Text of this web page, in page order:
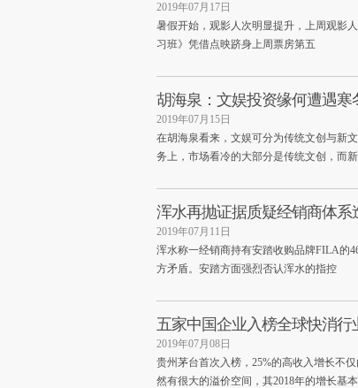
2019年07月17日
暑假开始，观影人次明显提升，上周观影
习班》凭借点映跻身上周票房第五
胡海泉：文娱投资缘何遭遇寒
2019年07月15日
在胡海泉看来，文娱可分为传统文创与新
务上，市场看冷的大部分是传统文创，而
浑水再抛证据质疑经销商体系
2019年07月11日
浑水称一经销商持有安踏收购品牌FILA的
方矛盾。安踏方面强烈否认浑水的指控
五家中国企业入榜全球快消行
2019年07月08日
贵州茅台首次入榜，25%的高收入增长不
然有很大的溢价空间，其2018年的增长基